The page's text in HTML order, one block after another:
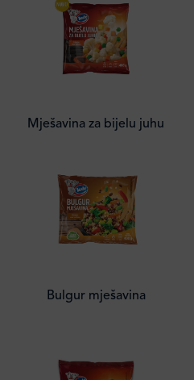
Mješavina za bijelu juhu
Bulgur mješavina